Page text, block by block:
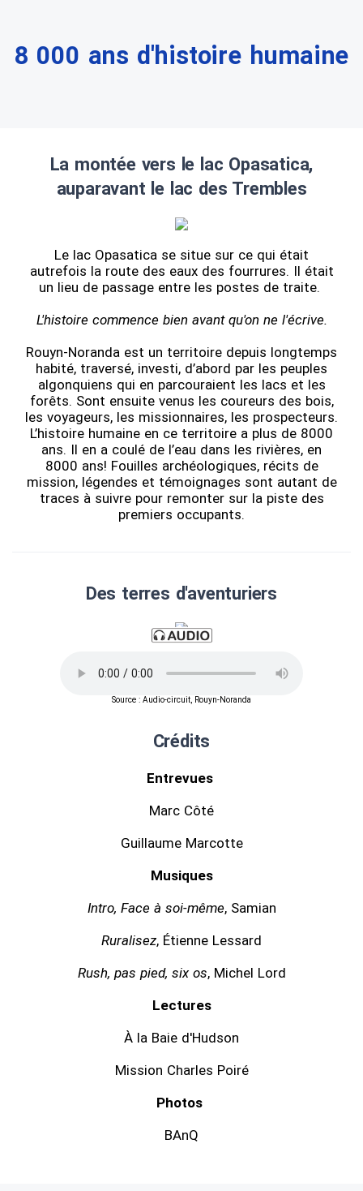
8 000 ans d'histoire humaine
La montée vers le lac Opasatica,
auparavant le lac des Trembles
Le lac Opasatica se situe sur ce qui était
autrefois la route des eaux des fourrures. Il était
un lieu de passage entre les postes de traite.
L'histoire commence bien avant qu'on ne l'écrive.
Rouyn-Noranda est un territoire depuis longtemps
habité, traversé, investi, d’abord par les peuples
algonquiens qui en parcouraient les lacs et les
forêts. Sont ensuite venus les coureurs des bois,
les voyageurs, les missionnaires, les prospecteurs.
L’histoire humaine en ce territoire a plus de 8000
ans. Il en a coulé de l’eau dans les rivières, en
8000 ans! Fouilles archéologiques, récits de
mission, légendes et témoignages sont autant de
traces à suivre pour remonter sur la piste des
premiers occupants.
Des terres d'aventuriers
Source : Audio-circuit, Rouyn-Noranda
Crédits
Entrevues
Marc Côté
Guillaume Marcotte
Musiques
Intro, Face à soi-même, Samian
Ruralisez, Étienne Lessard
Rush, pas pied, six os, Michel Lord
Lectures
À la Baie d'Hudson
Mission Charles Poiré
Photos
BAnQ